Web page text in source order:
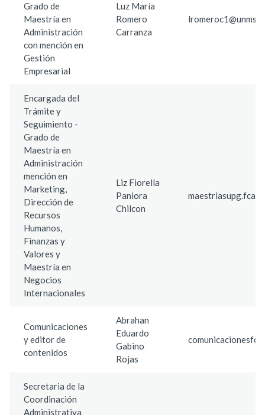
Grado de
Maestría en
Administración
con mención en
Gestión
Empresarial
Luz María
Romero
Carranza
Encargada del
Trámite y
Seguimiento -
Grado de
Maestría en
Administración
mención en
Marketing,
Dirección de
Recursos
Humanos,
Finanzas y
Valores y
Maestría en
Negocios
Internacionales
Liz Fiorella
Paniora
Chilcon
Comunicaciones
y editor de
contenidos
Abrahan
Eduardo
Gabino
Rojas
Secretaria de la
Coordinación
Administrativa